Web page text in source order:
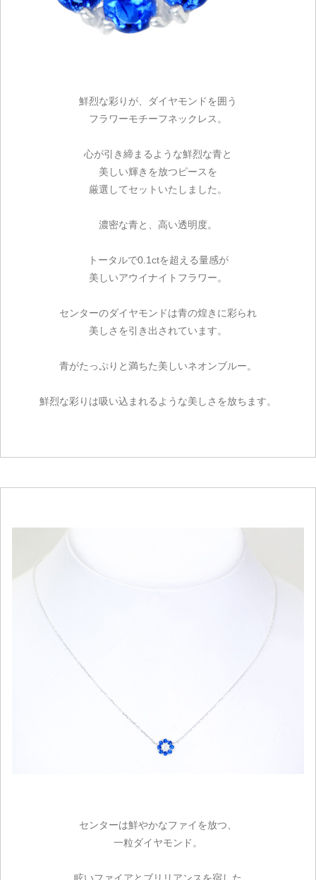
鮮烈な彩りが、ダイヤモンドを囲う
フラワーモチーフネックレス。
心が引き締まるような鮮烈な青と
美しい輝きを放つピースを
厳選してセットいたしました。
濃密な青と、高い透明度。
トータルで0.1ctを超える量感が
美しいアウイナイトフラワー。
センターのダイヤモンドは青の煌きに彩られ
美しさを引き出されています。
青がたっぷりと満ちた美しいネオンブルー。
鮮烈な彩りは吸い込まれるような美しさを放ちます。
センターは鮮やかなファイを放つ、
一粒ダイヤモンド。